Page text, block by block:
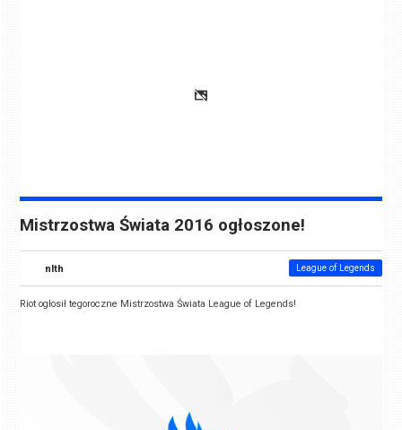
Mistrzostwa Świata 2016 ogłoszone!
nlth League of Legends
Riot ogłosił tegoroczne Mistrzostwa Świata League of Legends!